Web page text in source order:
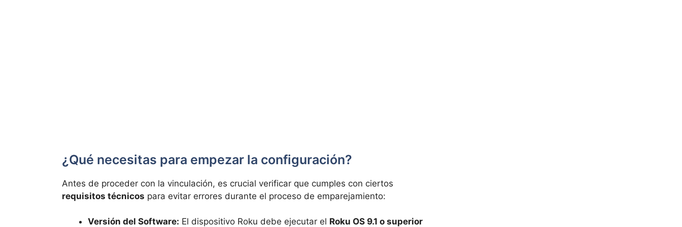
¿Qué necesitas para empezar la configuración?
Antes de proceder con la vinculación, es crucial verificar que cumples con ciertos
requisitos técnicos para evitar errores durante el proceso de emparejamiento:
Versión del Software: El dispositivo Roku debe ejecutar el Roku OS 9.1 o superior